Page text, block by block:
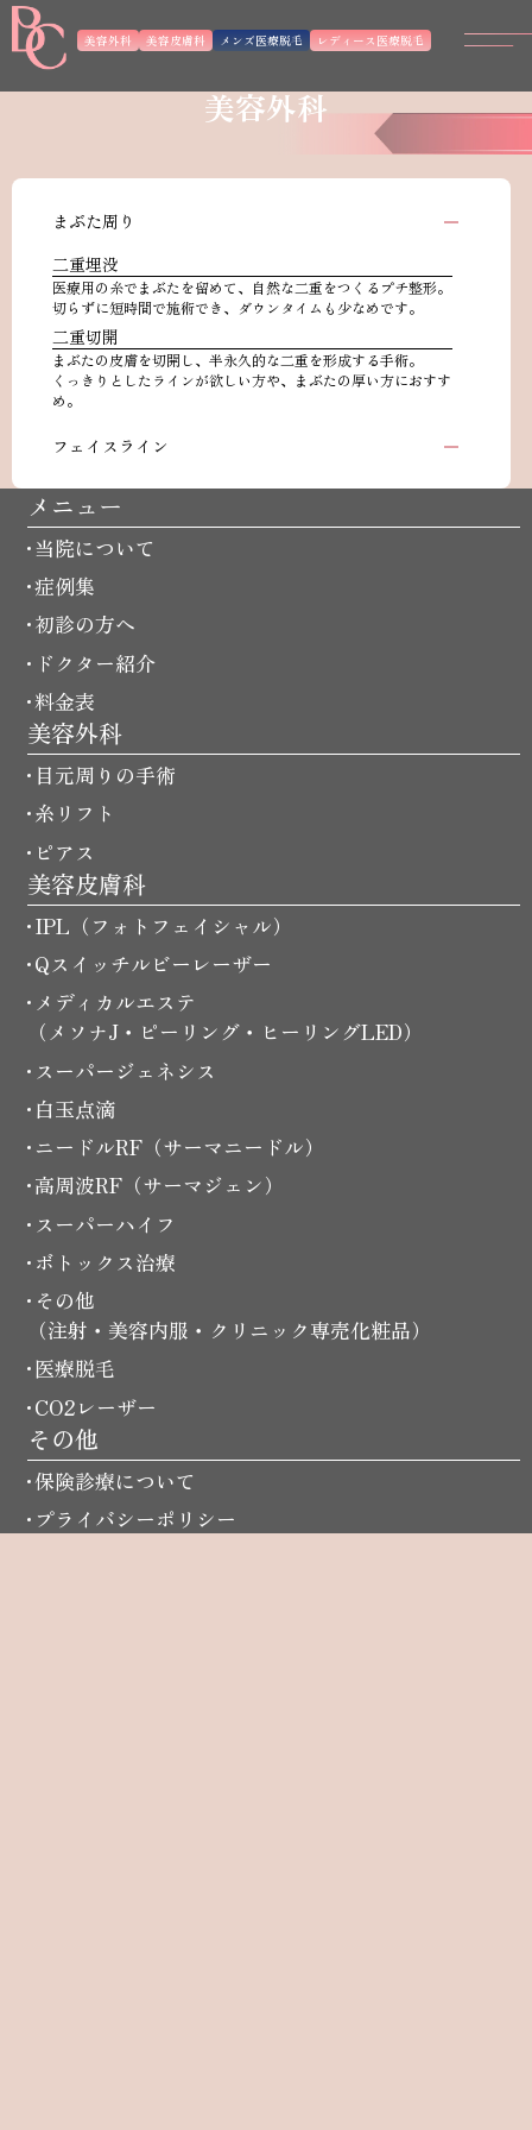
美容外科 美容皮膚科 メンズ医療脱毛 レディース医療脱毛
美容外科
まぶた周り
二重埋没
医療用の糸でまぶたを留めて、自然な二重をつくるプチ整形。
切らずに短時間で施術でき、ダウンタイムも少なめです。
二重切開
まぶたの皮膚を切開し、半永久的な二重を形成する手術。
くっきりとしたラインが欲しい方や、まぶたの厚い方におすす
め。
フェイスライン
メニュー
当院について
症例集
初診の方へ
ドクター紹介
料金表
美容外科
目元周りの手術
糸リフト
ピアス
美容皮膚科
IPL（フォトフェイシャル）
Qスイッチルビーレーザー
メディカルエステ
（メソナJ・ピーリング・ヒーリングLED）
スーパージェネシス
白玉点滴
ニードルRF（サーマニードル）
高周波RF（サーマジェン）
スーパーハイフ
ボトックス治療
その他
（注射・美容内服・クリニック専売化粧品）
医療脱毛
CO2レーザー
その他
保険診療について
プライバシーポリシー